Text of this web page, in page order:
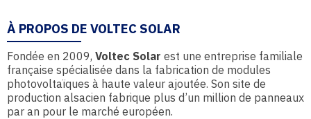
À PROPOS DE VOLTEC SOLAR
Fondée en 2009, Voltec Solar est une entreprise familiale
française spécialisée dans la fabrication de modules
photovoltaïques à haute valeur ajoutée. Son site de
production alsacien fabrique plus d’un million de panneaux
par an pour le marché européen.